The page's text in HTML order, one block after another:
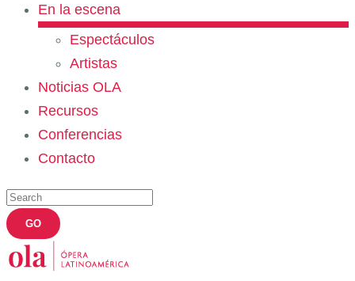
En la escena
Espectáculos
Artistas
Noticias OLA
Recursos
Conferencias
Contacto